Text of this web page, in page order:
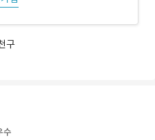
구
수